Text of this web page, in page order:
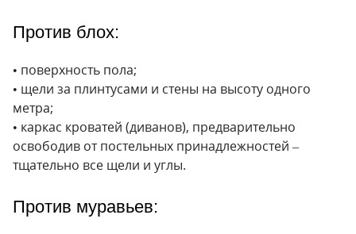
Против блох:
• поверхность пола;
• щели за плинтусами и стены на высоту одного
метра;
• каркас кроватей (диванов), предварительно
освободив от постельных принадлежностей –
тщательно все щели и углы.
Против муравьев: